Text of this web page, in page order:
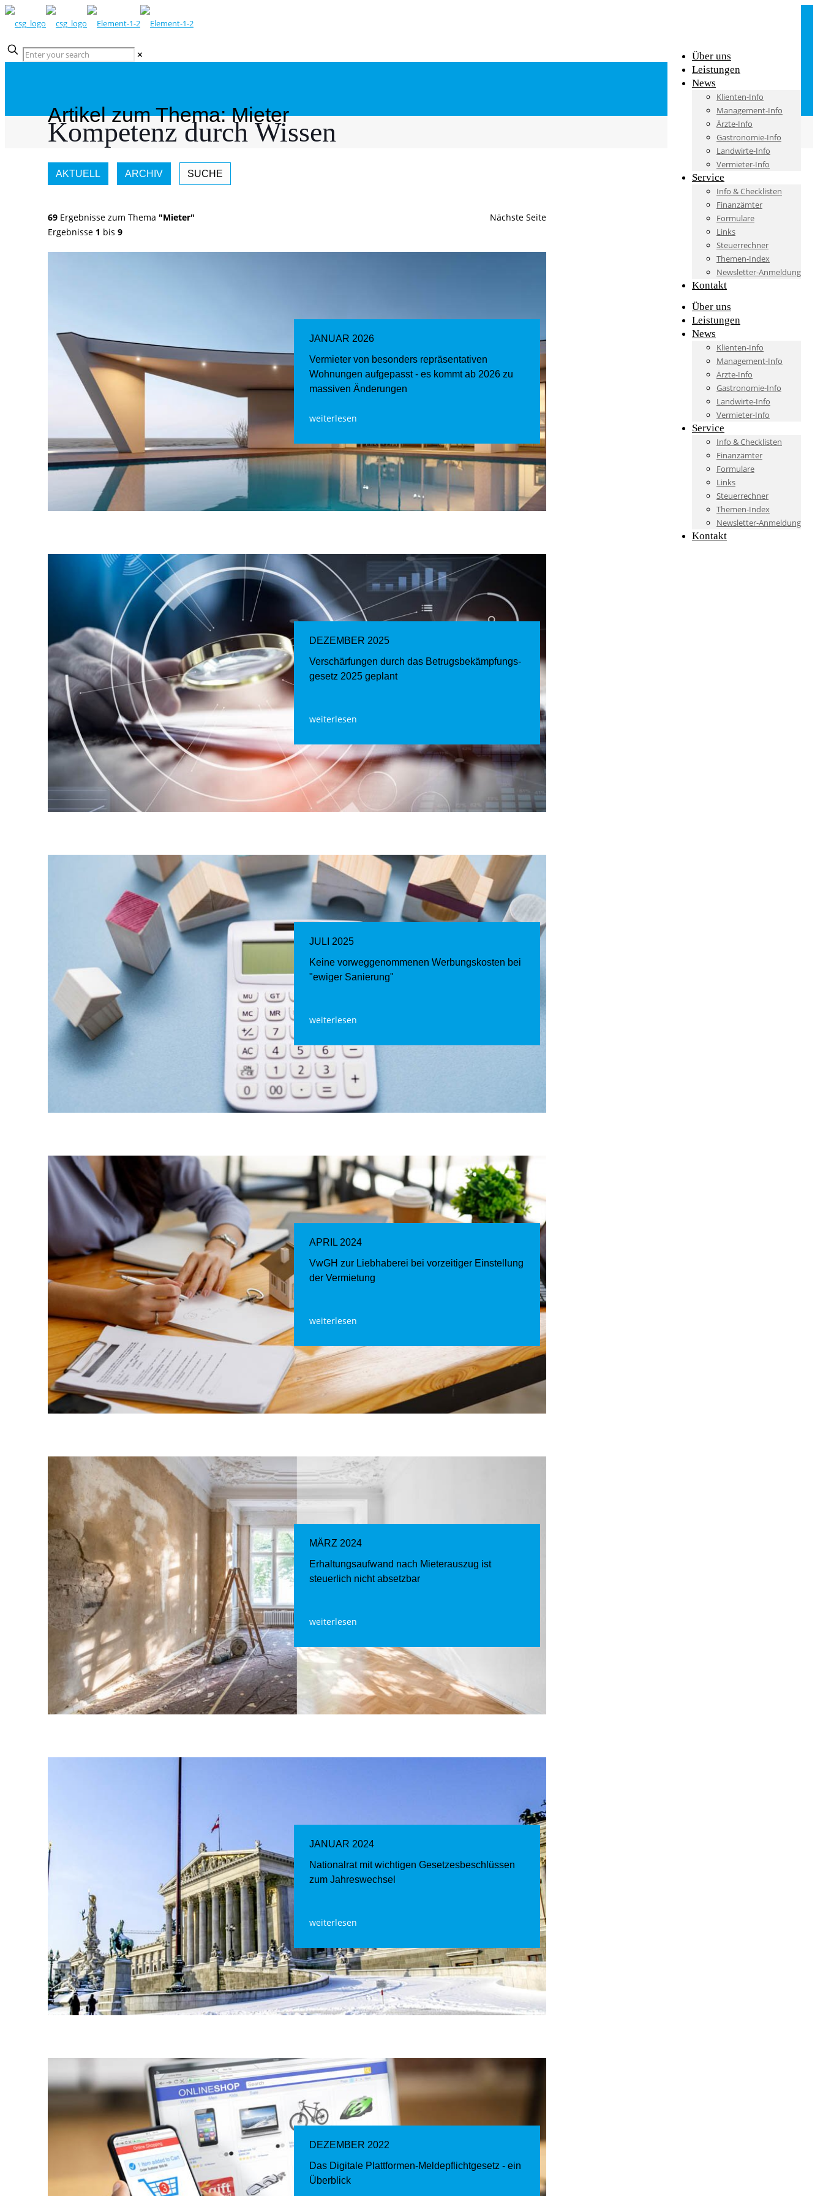
Über uns
Leistungen
News
Klienten-Info
Management-Info
Ärzte-Info
Gastronomie-Info
Landwirte-Info
Vermieter-Info
Service
Info & Checklisten
Finanzämter
Formulare
Links
Steuerrechner
Themen-Index
Newsletter-Anmeldung
Kontakt
Über uns
Leistungen
News
Klienten-Info
Management-Info
Ärzte-Info
Gastronomie-Info
Landwirte-Info
Vermieter-Info
Service
Info & Checklisten
Finanzämter
Formulare
Links
Steuerrechner
Themen-Index
Newsletter-Anmeldung
Kontakt
✕
Kompetenz durch Wissen
Artikel zum Thema: Mieter
AKTUELL ARCHIV SUCHE
69 Ergebnisse zum Thema "Mieter"
Ergebnisse 1 bis 9
Nächste Seite
JANUAR 2026
Vermieter von besonders repräsentativen
Wohnungen aufgepasst - es kommt ab 2026 zu
massiven Änderungen
weiterlesen
DEZEMBER 2025
Verschärfungen durch das Betrugs­bekämpfungs­
gesetz 2025 geplant
weiterlesen
JULI 2025
Keine vorweggenommenen Werbungskosten bei
"ewiger Sanierung"
weiterlesen
APRIL 2024
VwGH zur Liebhaberei bei vorzeitiger Einstellung
der Vermietung
weiterlesen
MÄRZ 2024
Erhaltungsaufwand nach Mieterauszug ist
steuerlich nicht absetzbar
weiterlesen
JANUAR 2024
Nationalrat mit wichtigen Gesetzesbeschlüssen
zum Jahreswechsel
weiterlesen
DEZEMBER 2022
Das Digitale Plattformen-Meldepflichtgesetz - ein
Überblick